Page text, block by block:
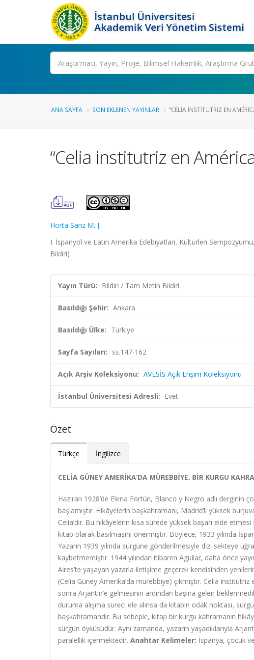
İstanbul Üniversitesi
Akademik Veri Yönetim Sistemi
Ara
ANA SAYFA SON EKLENEN YAYINLAR “CELIA INSTITUTRIZ EN
“Celia institutriz en
Horta Sanz M. J.
I. İspanyol ve Latin Amerika Edebiyatları, Kültürleri
Bildiri)
Yayın Türü: Bildiri / Tam Metin Bildiri
Basıldığı Şehir: Ankara
Basıldığı Ülke: Türkiye
Sayfa Sayıları: ss.147-162
Açık Arşiv Koleksiyonu: AVESİS Açık Erişim Koleksiyonu
İstanbul Üniversitesi Adresli: Evet
Özet
Türkçe İngilizce
CELİA GÜNEY AMERİKA’DA MÜREBBİYE. BİR KURGU
Haziran 1928’de Elena Fortún, Blanco y Negro adlı derginin
başlamıştır. Hikâyelerin başkahramanı, Madrid’li yüksek
Celia’dır. Bu hikâyelerin kısa sürede yüksek başarı elde
kitap olarak basılmasını önermiştir. Böylece, 1933 yılında
Yazarın 1939 yılında sürgüne gönderilmesiyle dizi sekteye
kaybetmemiştir. 1944 yılından itibaren Aguilar, daha önce
Aires’te yaşayan yazarla iletişime geçerek kendisinden
(Celia Güney Amerika’da mürebbiye) çıkmıştır. Celia
sonra Arjantin’e gelmesinin ardından başına gelen
duruma alışma süreci ele alınsa da kitabın odak noktası,
başkahramandır. Bu sebeple, kitap bir kurgu kahramanın
sürgün öyküsüdür. Aynı zamanda, yazarın yaşadıklarıyla
paralellik içermektedir. Anahtar Kelimeler: İspanya, çocuk